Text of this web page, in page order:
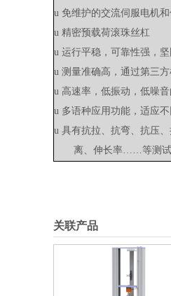
u 免维护的交流伺服电机
u精密预载荷滚珠丝杠
u运行平稳，可靠性强，
u测量准确高，通过第三
u 高速率，低振动，低噪
u 多语种应用功能，适应
u具有抗拉、抗弯、抗压
离、伸长率……等测
关联产品